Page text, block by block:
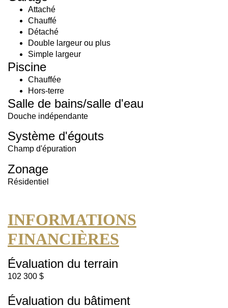
Attaché
Chauffé
Détaché
Double largeur ou plus
Simple largeur
Piscine
Chauffée
Hors-terre
Salle de bains/salle d'eau
Douche indépendante
Système d'égouts
Champ d'épuration
Zonage
Résidentiel
INFORMATIONS
FINANCIÈRES
Évaluation du terrain
102 300 $
Évaluation du bâtiment